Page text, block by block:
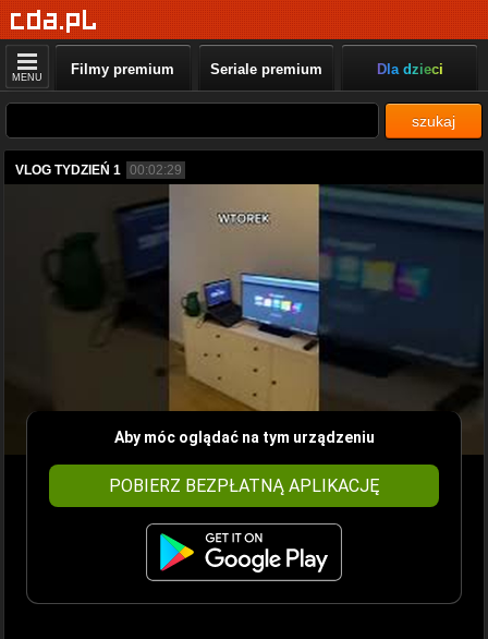
MENU Filmy premium Seriale premium Dla dzieci
szukaj
VLOG TYDZIEŃ 1 00:02:29
Aby móc oglądać na tym urządzeniu
POBIERZ BEZPŁATNĄ APLIKACJĘ